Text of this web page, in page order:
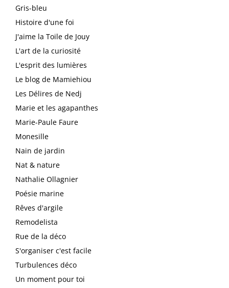
Gris-bleu
Histoire d'une foi
J'aime la Toile de Jouy
L'art de la curiosité
L'esprit des lumières
Le blog de Mamiehiou
Les Délires de Nedj
Marie et les agapanthes
Marie-Paule Faure
Monesille
Nain de jardin
Nat & nature
Nathalie Ollagnier
Poésie marine
Rêves d'argile
Remodelista
Rue de la déco
S'organiser c'est facile
Turbulences déco
Un moment pour toi